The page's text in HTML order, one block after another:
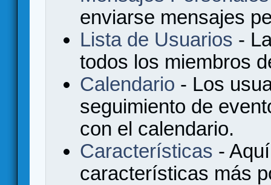
enviarse mensajes
Lista de Usuarios -
todos los miembros
Calendario - Los
seguimiento de
con el calendario.
Características -
características más